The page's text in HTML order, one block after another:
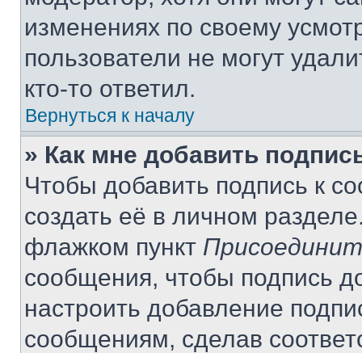
изменениях по своему
пользователи не могут
кто-то ответил.
Вернуться к началу
» Как мне добавить
Чтобы добавить подпись к
создать её в личном
флажком пункт
сообщения, чтобы подпись
настроить добавление
сообщениям, сделав